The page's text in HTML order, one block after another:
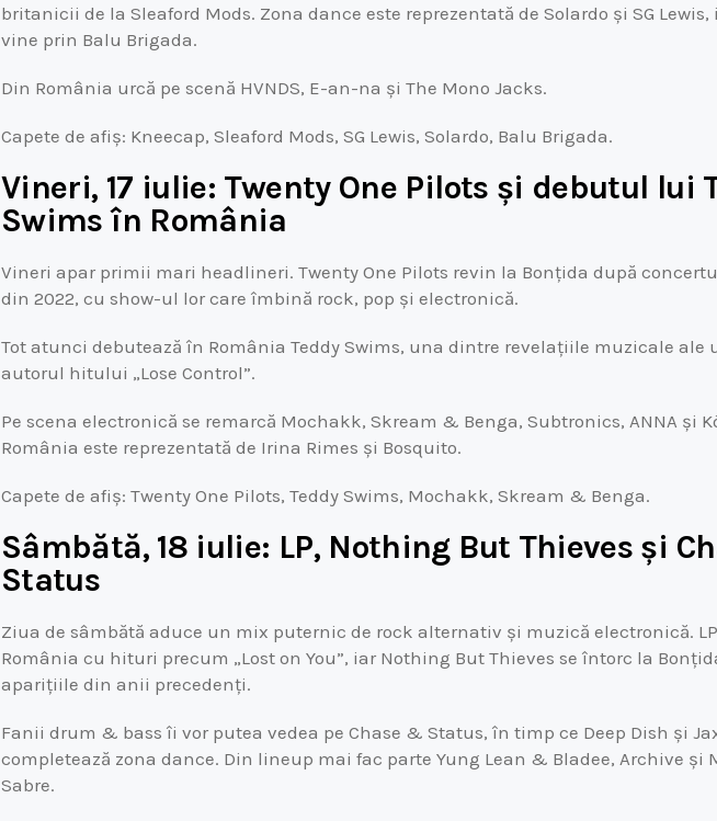
britanicii de la Sleaford Mods. Zona dance este reprezentată de Solardo și SG
vine prin Balu Brigada.
Din România urcă pe scenă HVNDS, E-an-na și The Mono Jacks.
Capete de afiș: Kneecap, Sleaford Mods, SG Lewis, Solardo, Balu Brigada.
Vineri, 17 iulie: Twenty One Pilots și debutul lui
Swims în România
Vineri apar primii mari headlineri. Twenty One Pilots revin la Bonțida după
din 2022, cu show-ul lor care îmbină rock, pop și electronică.
Tot atunci debutează în România Teddy Swims, una dintre revelațiile muzicale ale
autorul hitului „Lose Control”.
Pe scena electronică se remarcă Mochakk, Skream & Benga, Subtronics, ANNA și
România este reprezentată de Irina Rimes și Bosquito.
Capete de afiș: Twenty One Pilots, Teddy Swims, Mochakk, Skream & Benga.
Sâmbătă, 18 iulie: LP, Nothing But Thieves și
Status
Ziua de sâmbătă aduce un mix puternic de rock alternativ și muzică electronică.
România cu hituri precum „Lost on You”, iar Nothing But Thieves se întorc la
aparițiile din anii precedenți.
Fanii drum & bass îi vor putea vedea pe Chase & Status, în timp ce Deep Dish și
completează zona dance. Din lineup mai fac parte Yung Lean & Bladee, Archive și
Sabre.